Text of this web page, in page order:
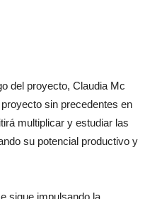
del proyecto, Claudia Mc
sin precedentes en
multiplicar y estudiar las
su potencial productivo y
sigue impulsando la